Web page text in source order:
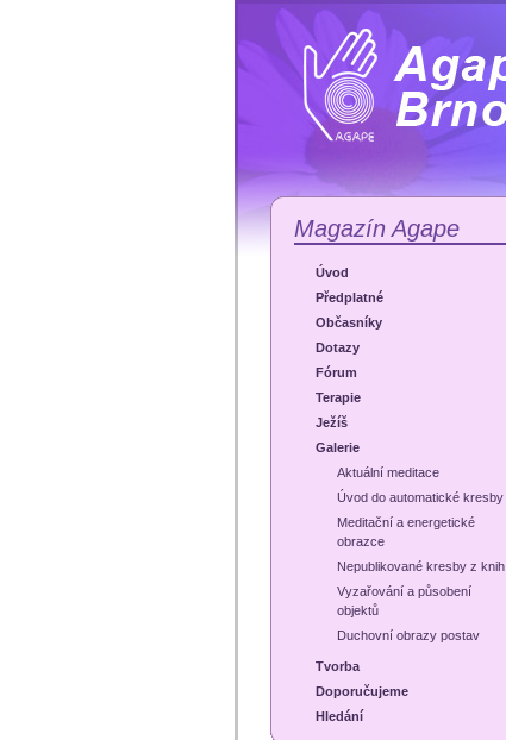
Magazín Agape
Úvod
Předplatné
Občasníky
Dotazy
Fórum
Terapie
Ježíš
Galerie
Aktuální meditace
Úvod do automatické kresby
Meditační a energetické
obrazce
Nepublikované kresby z knih
Vyzařování a působení
objektů
Duchovní obrazy postav
Tvorba
Doporučujeme
Hledání